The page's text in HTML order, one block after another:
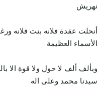
نهريش
أنحلت عقدة فلانه بنت فلانه
الأسماء العظيمة
وبألف ألف لا حول ولا قوة الا
سيدنا محمد وعلى اله